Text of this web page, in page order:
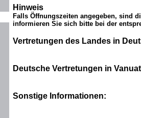
Hinweis
Falls Öffnungszeiten angegeben, sind
informieren Sie sich bitte bei der
Vertretungen des Landes in
Deutsche Vertretungen in
Sonstige Informationen: